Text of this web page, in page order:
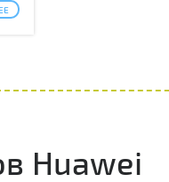
Huawei